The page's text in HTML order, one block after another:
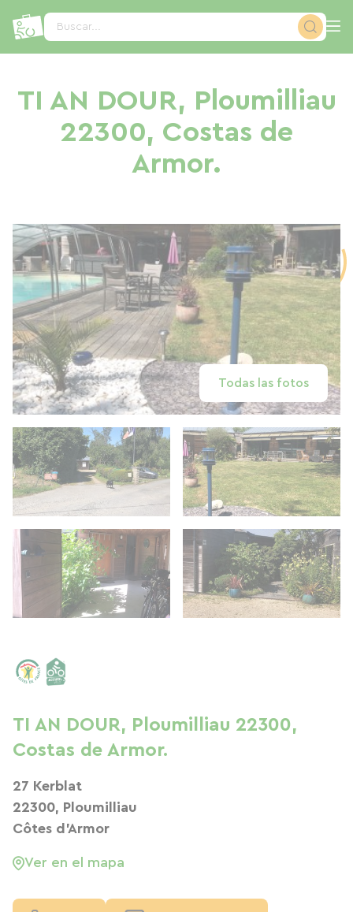
Buscar...
TI AN DOUR, Ploumilliau
22300, Costas de
Armor.
Todas las fotos
TI AN DOUR, Ploumilliau 22300,
Costas de Armor.
27 Kerblat
22300, Ploumilliau
Côtes d'Armor
Ver en el mapa
Panel de gestión de cookies